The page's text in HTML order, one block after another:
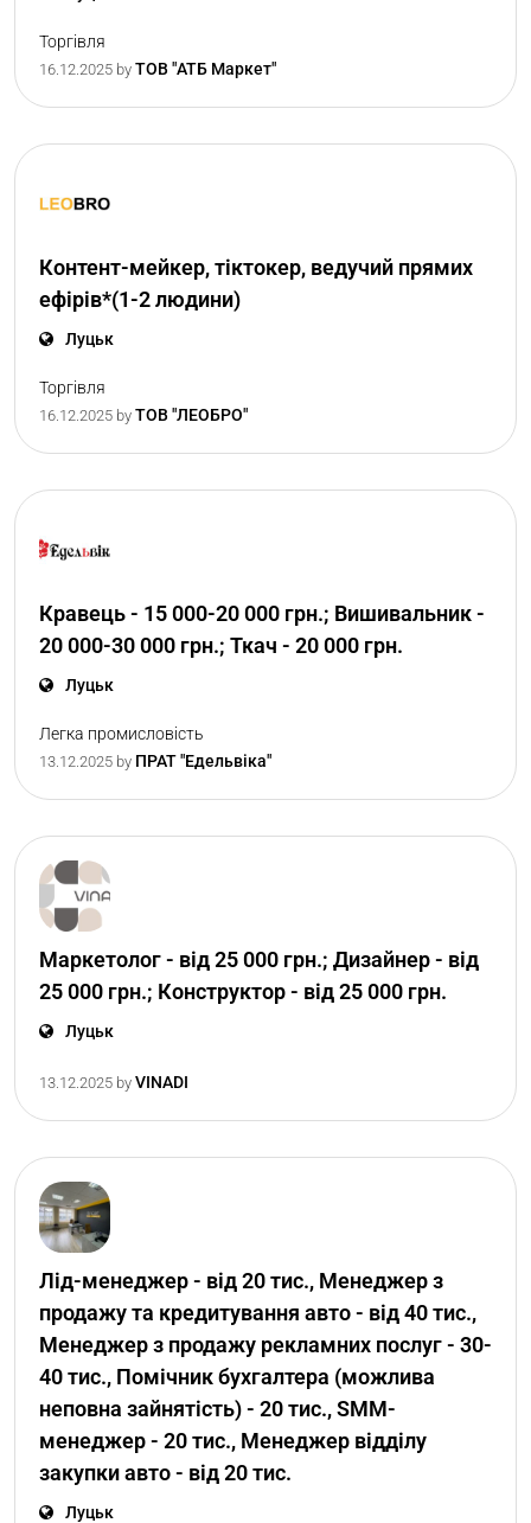
Торгівля
16.12.2025 by ТОВ "АТБ Маркет"
Контент-мейкер, тіктокер, ведучий прямих
ефірів*(1-2 людини)
Луцьк
Торгівля
16.12.2025 by ТОВ "ЛЕОБРО"
Кравець - 15 000-20 000 грн.; Вишивальник -
20 000-30 000 грн.; Ткач - 20 000 грн.
Луцьк
Легка промисловість
13.12.2025 by ПРАТ "Едельвіка"
Маркетолог - від 25 000 грн.; Дизайнер - від
25 000 грн.; Конструктор - від 25 000 грн.
Луцьк
13.12.2025 by VINADI
Лід-менеджер - від 20 тис., Менеджер з
продажу та кредитування авто - від 40 тис.,
Менеджер з продажу рекламних послуг - 30-
40 тис., Помічник бухгалтера (можлива
неповна зайнятість) - 20 тис., SMM-
менеджер - 20 тис., Менеджер відділу
закупки авто - від 20 тис.
Луцьк